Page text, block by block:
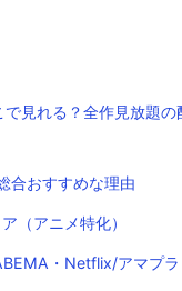
で見れる？全作見放題の
合おすすめな理由
（アニメ特化）
・Netflix/アマプラ